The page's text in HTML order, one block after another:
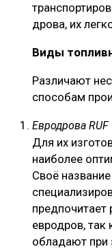
дрова, их
Виды
Различают
способам
Евродрова RUF
Для их
наиболее
Своё
евродров, так
обладают при